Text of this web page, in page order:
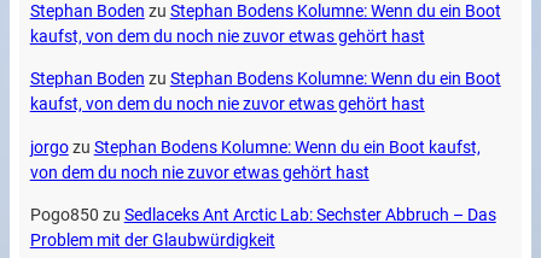
Stephan Boden zu Stephan Bodens Kolumne: Wenn du ein Boot
kaufst, von dem du noch nie zuvor etwas gehört hast
Stephan Boden zu Stephan Bodens Kolumne: Wenn du ein Boot
kaufst, von dem du noch nie zuvor etwas gehört hast
jorgozu Stephan Bodens Kolumne: Wenn du ein Boot kaufst,
von dem du noch nie zuvor etwas gehört hast
Pogo850 zu Sedlaceks Ant Arctic Lab: Sechster Abbruch – Das
Problem mit der Glaubwürdigkeit